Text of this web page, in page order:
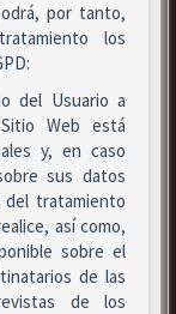
por tanto,
los
del Usuario a
Web está
y, en caso
sus datos
tratamiento
así como,
sobre el
de las
de los